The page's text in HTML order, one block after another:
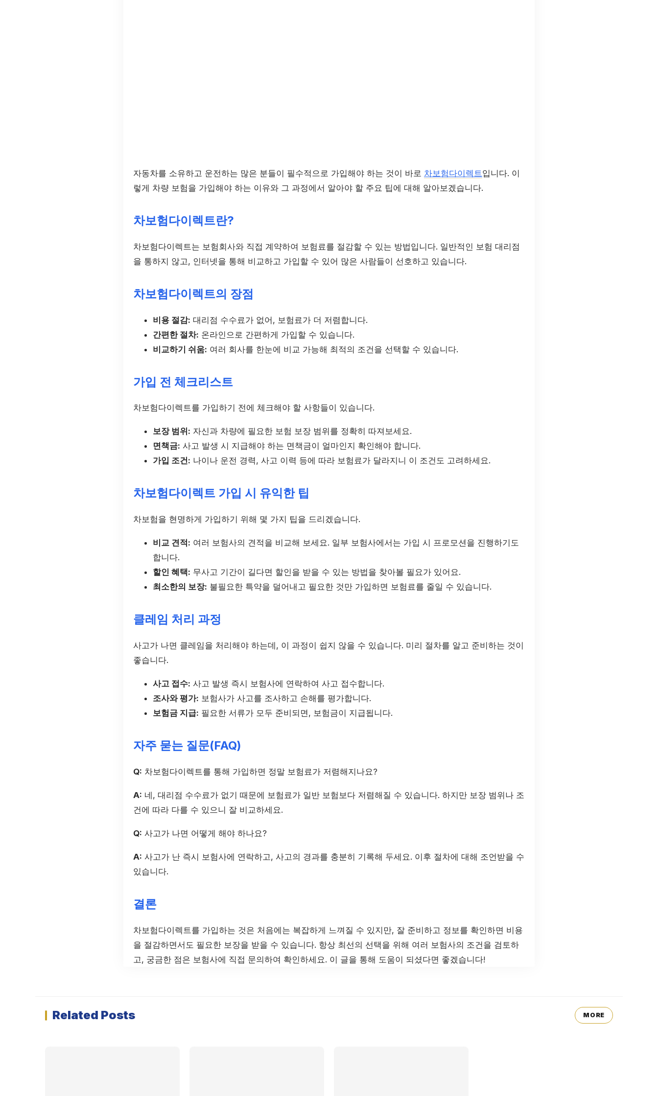
자동차를 소유하고 운전하는 많은 분들이 필수적으로 가입해야 하는 것이 바로 차보험다이렉트입니다. 이
렇게 차량 보험을 가입해야 하는 이유와 그 과정에서 알아야 할 주요 팁에 대해 알아보겠습니다.
차보험다이렉트란?
차보험다이렉트는 보험회사와 직접 계약하여 보험료를 절감할 수 있는 방법입니다. 일반적인 보험 대리점
을 통하지 않고, 인터넷을 통해 비교하고 가입할 수 있어 많은 사람들이 선호하고 있습니다.
차보험다이렉트의 장점
비용 절감: 대리점 수수료가 없어, 보험료가 더 저렴합니다.
간편한 절차: 온라인으로 간편하게 가입할 수 있습니다.
비교하기 쉬움: 여러 회사를 한눈에 비교 가능해 최적의 조건을 선택할 수 있습니다.
가입 전 체크리스트
차보험다이렉트를 가입하기 전에 체크해야 할 사항들이 있습니다.
보장 범위: 자신과 차량에 필요한 보험 보장 범위를 정확히 따져보세요.
면책금: 사고 발생 시 지급해야 하는 면책금이 얼마인지 확인해야 합니다.
가입 조건: 나이나 운전 경력, 사고 이력 등에 따라 보험료가 달라지니 이 조건도 고려하세요.
차보험다이렉트 가입 시 유익한 팁
차보험을 현명하게 가입하기 위해 몇 가지 팁을 드리겠습니다.
비교 견적: 여러 보험사의 견적을 비교해 보세요. 일부 보험사에서는 가입 시 프로모션을 진행하기도
합니다.
할인 혜택: 무사고 기간이 길다면 할인을 받을 수 있는 방법을 찾아볼 필요가 있어요.
최소한의 보장: 불필요한 특약을 덜어내고 필요한 것만 가입하면 보험료를 줄일 수 있습니다.
클레임 처리 과정
사고가 나면 클레임을 처리해야 하는데, 이 과정이 쉽지 않을 수 있습니다. 미리 절차를 알고 준비하는 것이
좋습니다.
사고 접수: 사고 발생 즉시 보험사에 연락하여 사고 접수합니다.
조사와 평가: 보험사가 사고를 조사하고 손해를 평가합니다.
보험금 지급: 필요한 서류가 모두 준비되면, 보험금이 지급됩니다.
자주 묻는 질문(FAQ)
Q: 차보험다이렉트를 통해 가입하면 정말 보험료가 저렴해지나요?
A: 네, 대리점 수수료가 없기 때문에 보험료가 일반 보험보다 저렴해질 수 있습니다. 하지만 보장 범위나 조
건에 따라 다를 수 있으니 잘 비교하세요.
Q: 사고가 나면 어떻게 해야 하나요?
A: 사고가 난 즉시 보험사에 연락하고, 사고의 경과를 충분히 기록해 두세요. 이후 절차에 대해 조언받을 수
있습니다.
결론
차보험다이렉트를 가입하는 것은 처음에는 복잡하게 느껴질 수 있지만, 잘 준비하고 정보를 확인하면 비용
을 절감하면서도 필요한 보장을 받을 수 있습니다. 항상 최선의 선택을 위해 여러 보험사의 조건을 검토하
고, 궁금한 점은 보험사에 직접 문의하여 확인하세요. 이 글을 통해 도움이 되셨다면 좋겠습니다!
Related Posts MORE